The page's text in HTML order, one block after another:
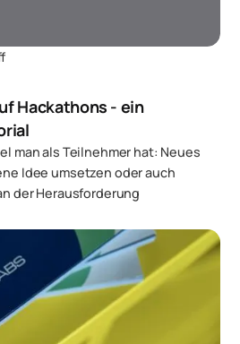
Hackathons - ein
man als Teilnehmer hat: Neues
Idee umsetzen oder auch
der Herausforderung